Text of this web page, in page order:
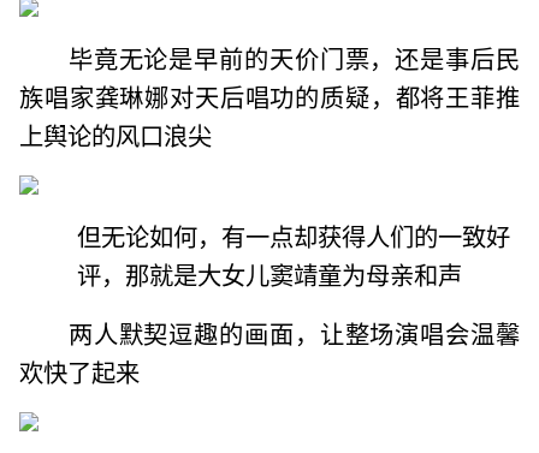
毕竟无论是早前的天价门票，还是事后民
族唱家龚琳娜对天后唱功的质疑，都将王菲推
上舆论的风口浪尖
但无论如何，有一点却获得人们的一致好
评，那就是大女儿窦靖童为母亲和声
两人默契逗趣的画面，让整场演唱会温馨
欢快了起来